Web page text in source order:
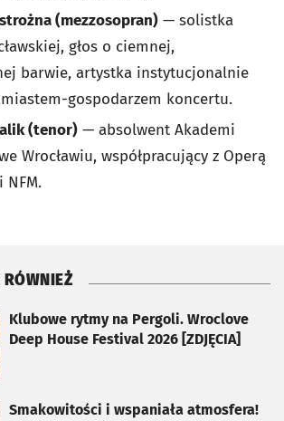
(mezzosopran) — solistka
głos o ciemnej,
barwie, artystka instytucjonalnie
miastem-gospodarzem koncertu.
(tenor) — absolwent Akademi
Wrocławiu, współpracujący z Operą
NFM.
Klubowe rytmy na Pergoli. Wroclove
Deep House Festival 2026 [ZDJĘCIA]
karcie
Smakowitości i wspaniała atmosfera!
karcie